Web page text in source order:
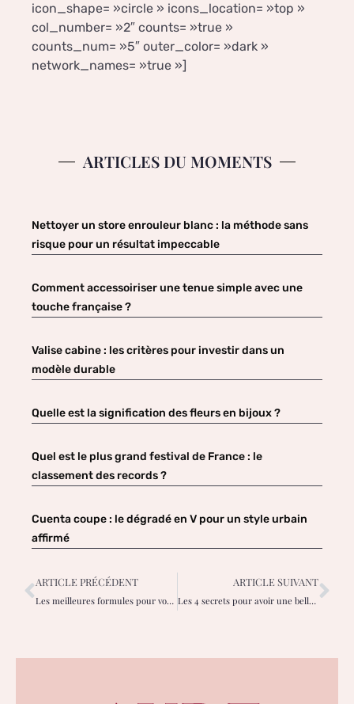
icon_shape= »circle » icons_location= »top »
col_number= »2″ counts= »true »
counts_num= »5″ outer_color= »dark »
network_names= »true »]
ARTICLES DU MOMENTS
Nettoyer un store enrouleur blanc : la méthode sans
risque pour un résultat impeccable
Comment accessoiriser une tenue simple avec une
touche française ?
Valise cabine : les critères pour investir dans un
modèle durable
Quelle est la signification des fleurs en bijoux ?
Quel est le plus grand festival de France : le
classement des records ?
Cuenta coupe : le dégradé en V pour un style urbain
affirmé
ARTICLE PRÉCÉDENT
Les meilleures formules pour voyager en voiture, en train ou par avion
ARTICLE SUIVANT
Les 4 secrets pour avoir une belle chevelure